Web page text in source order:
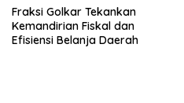
Fraksi Golkar Tekankan
Kemandirian Fiskal dan
Efisiensi Belanja Daerah